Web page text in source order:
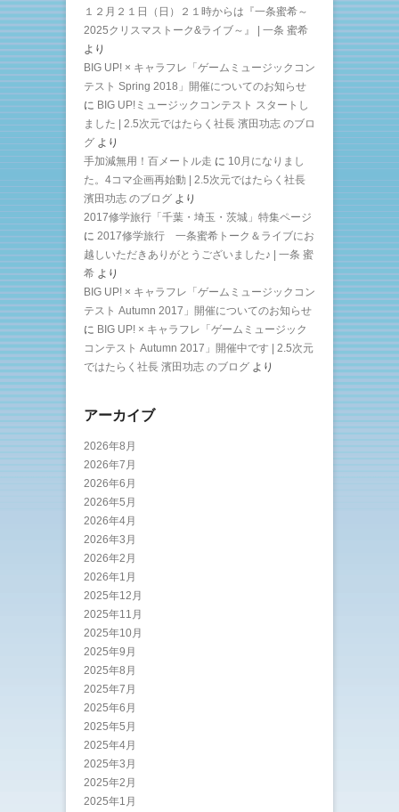
１２月２１日（日）２１時からは『一条蜜希～
2025クリスマストーク&ライブ～』 | 一条 蜜希
より
BIG UP! × キャラフレ「ゲームミュージックコン
テスト Spring 2018」開催についてのお知らせ
に BIG UP!ミュージックコンテスト スタートし
ました | 2.5次元ではたらく社長 濱田功志 のブロ
グ より
手加減無用！百メートル走 に 10月になりまし
た。4コマ企画再始動 | 2.5次元ではたらく社長
濱田功志 のブログ より
2017修学旅行「千葉・埼玉・茨城」特集ページ
に 2017修学旅行 一条蜜希トーク＆ライブにお
越しいただきありがとうございました♪ | 一条 蜜
希 より
BIG UP! × キャラフレ「ゲームミュージックコン
テスト Autumn 2017」開催についてのお知らせ
に BIG UP! × キャラフレ「ゲームミュージック
コンテスト Autumn 2017」開催中です | 2.5次元
ではたらく社長 濱田功志 のブログ より
アーカイブ
2026年8月
2026年7月
2026年6月
2026年5月
2026年4月
2026年3月
2026年2月
2026年1月
2025年12月
2025年11月
2025年10月
2025年9月
2025年8月
2025年7月
2025年6月
2025年5月
2025年4月
2025年3月
2025年2月
2025年1月